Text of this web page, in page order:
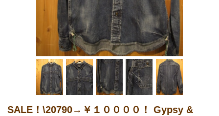
SALE！\20790→￥１００００！ Gypsy &